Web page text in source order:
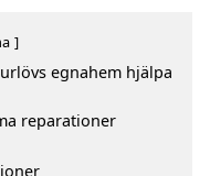
egnahem hjälpa
reparationer